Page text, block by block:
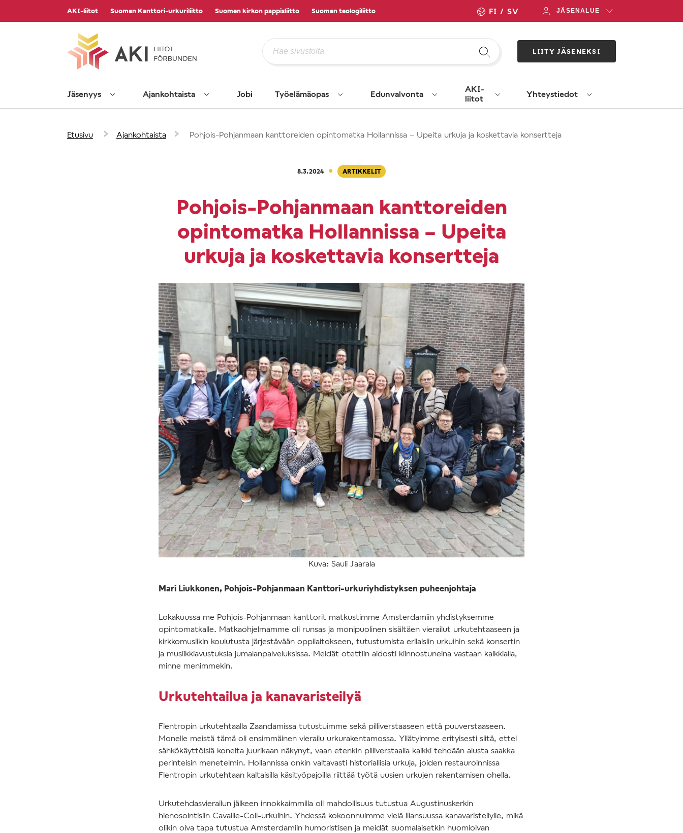
AKI-liitot Suomen Kanttori-urkuriliitto Suomen kirkon pappisliitto Suomen teologiliitto FI SV JÄSENALUE
LIITY JÄSENEKSI
Jäsenyys Ajankohtaista Jobi Työelämäopas Edunvalvonta
AKI-
liitot
Yhteystiedot
Etusivu › Ajankohtaista › Pohjois-Pohjanmaan kanttoreiden opintomatka Hollannissa – Upeita urkuja ja koskettavia konsertteja
8.3.2024· ARTIKKELIT
Pohjois-Pohjanmaan kanttoreiden
opintomatka Hollannissa – Upeita
urkuja ja koskettavia konsertteja
Kuva: Sauli Jaarala
Mari Liukkonen, Pohjois-Pohjanmaan Kanttori-urkuriyhdistyksen puheenjohtaja
Lokakuussa me Pohjois-Pohjanmaan kanttorit matkustimme Amsterdamiin yhdistyksemme
opintomatkalle. Matkaohjelmamme oli runsas ja monipuolinen sisältäen vierailut urkutehtaaseen ja
kirkkomusiikin koulutusta järjestävään oppilaitokseen, tutustumista erilaisiin urkuihin sekä konsertin
ja musiikkiavustuksia jumalanpalveluksissa. Meidät otettiin aidosti kiinnostuneina vastaan kaikkialla,
minne menimmekin.
Urkutehtailua ja kanavaristeilyä
Flentropin urkutehtaalla Zaandamissa tutustuimme sekä pilliverstaaseen että puuverstaaseen.
Monelle meistä tämä oli ensimmäinen vierailu urkurakentamossa. Yllätyimme erityisesti siitä, ettei
sähkökäyttöisiä koneita juurikaan näkynyt, vaan etenkin pilliverstaalla kaikki tehdään alusta saakka
perinteisin menetelmin. Hollannissa onkin valtavasti historiallisia urkuja, joiden restauroinnissa
Flentropin urkutehtaan kaltaisilla käsityöpajoilla riittää työtä uusien urkujen rakentamisen ohella.
Urkutehdasvierailun jälkeen innokkaimmilla oli mahdollisuus tutustua Augustinuskerkin
hienosointisiin Cavaille-Coll-urkuihin. Yhdessä kokoonnuimme vielä illansuussa kanavaristeilylle, mikä
olikin oiva tapa tutustua Amsterdamiin humoristisen ja meidät suomalaisetkin huomioivan